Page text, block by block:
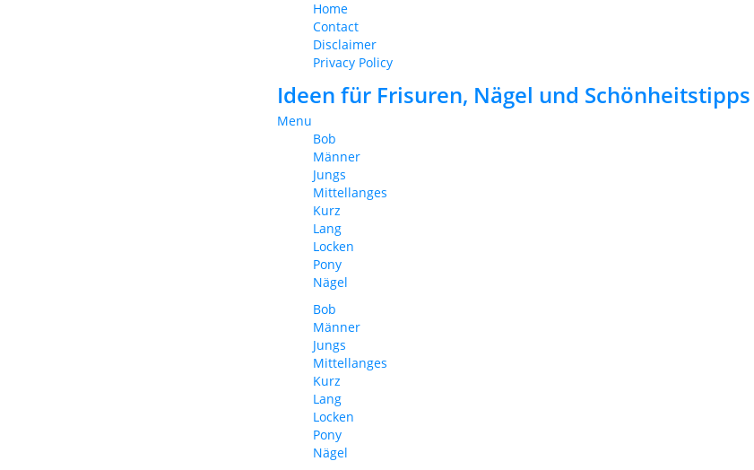
Home
Contact
Disclaimer
Privacy Policy
Ideen für Frisuren, Nägel und Schönheitstipps
Menu
Bob
Männer
Jungs
Mittellanges
Kurz
Lang
Locken
Pony
Nägel
Bob
Männer
Jungs
Mittellanges
Kurz
Lang
Locken
Pony
Nägel